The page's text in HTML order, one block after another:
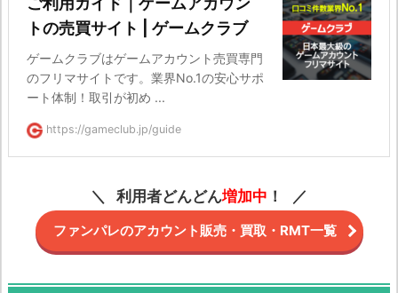
トの売買サイト | ゲームクラブ
ゲームクラブはゲームアカウント売買専門
のフリマサイトです。業界No.1の安心サポ
ート体制！取引が初め ...
https://gameclub.jp/guide
利用者どんどん増加中 ！
ファンパレのアカウント販売・買取・RMT一覧